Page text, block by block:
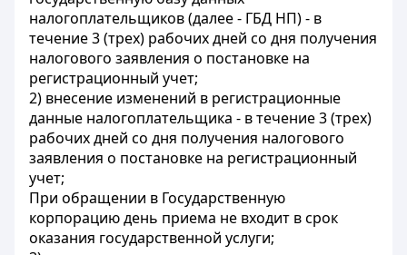
налогоплательщиков (далее - ГБД НП) - в
течение 3 (трех) рабочих дней со дня получения
налогового заявления о постановке на
регистрационный учет;
2) внесение изменений в регистрационные
данные налогоплательщика - в течение 3 (трех)
рабочих дней со дня получения налогового
заявления о постановке на регистрационный
учет;
При обращении в Государственную
корпорацию день приема не входит в срок
оказания государственной услуги;